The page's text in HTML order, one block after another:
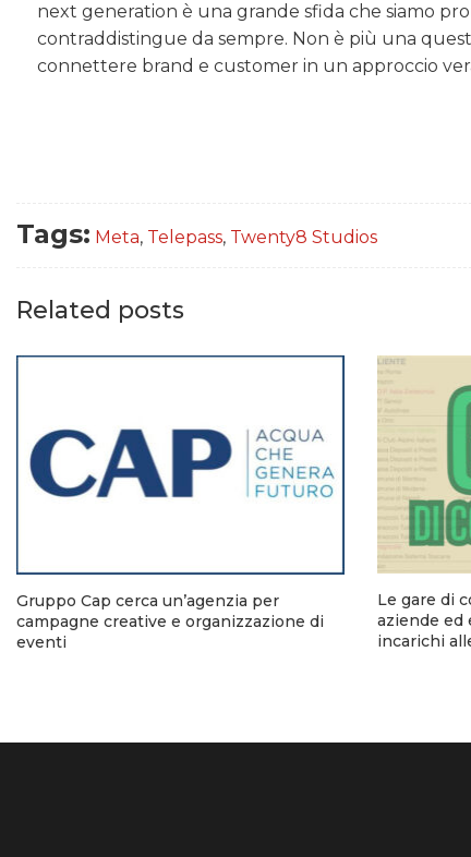
next generation è una grande sfida che siamo
contraddistingue da sempre. Non è più una
connettere brand e customer in un approccio
Tags: Meta, Telepass, Twenty8 Studios
Related posts
Gruppo Cap cerca un’agenzia per
campagne creative e organizzazione di
eventi
Le gare di
aziende ed
incarichi